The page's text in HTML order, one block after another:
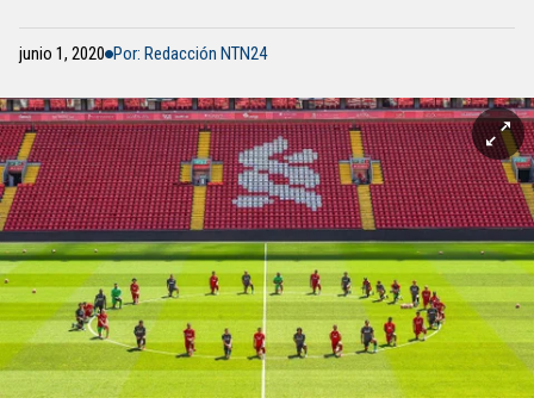
junio 1, 2020 Por: Redacción NTN24